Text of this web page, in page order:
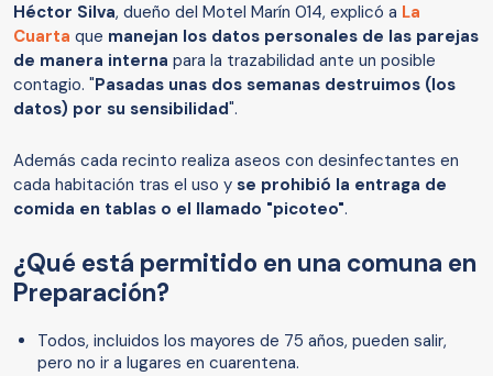
Héctor Silva, dueño del Motel Marín 014, explicó a La
Cuarta que manejan los datos personales de las parejas
de manera interna para la trazabilidad ante un posible
contagio. "Pasadas unas dos semanas destruimos (los
datos) por su sensibilidad".
Además cada recinto realiza aseos con desinfectantes en
cada habitación tras el uso y se prohibió la entraga de
comida en tablas o el llamado "picoteo".
¿Qué está permitido en una comuna en
Preparación?
Todos, incluidos los mayores de 75 años, pueden salir,
pero no ir a lugares en cuarentena.